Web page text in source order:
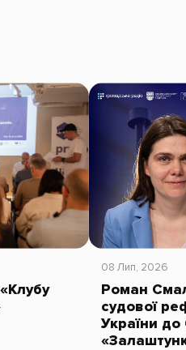
08 Лип, 2026
Роман
судової
України до